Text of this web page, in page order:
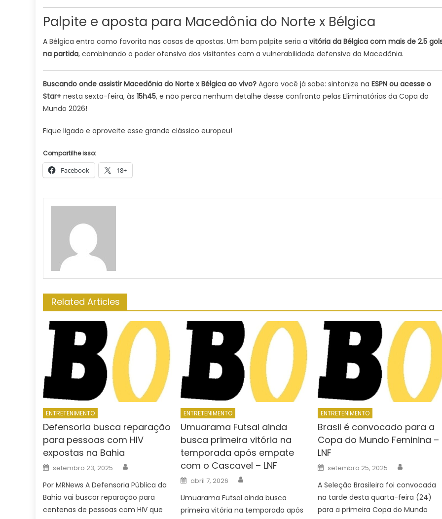
Palpite e aposta para Macedônia do Norte x Bélgica
A Bélgica entra como favorita nas casas de apostas. Um bom palpite seria a vitória da Bélgica com mais de 2.5
na partida, combinando o poder ofensivo dos visitantes com a vulnerabilidade defensiva da Macedônia.
Buscando onde assistir Macedônia do Norte x Bélgica ao vivo? Agora você já sabe: sintonize na ESPN ou acesse o
Star+ nesta sexta-feira, às 15h45, e não perca nenhum detalhe desse confronto pelas Eliminatórias da Copa do
Mundo 2026!
Fique ligado e aproveite esse grande clássico europeu!
Compartilhe isso:
Facebook 18+
Related Articles
ENTRETENIMENTO
Defensoria busca reparação
para pessoas com HIV
expostas na Bahia
Posted
on
setembro 23, 2025
Por MRNews A Defensoria Pública da
Bahia vai buscar reparação para
centenas de pessoas com HIV que
ENTRETENIMENTO
Umuarama Futsal ainda
busca primeira vitória na
temporada após empate
com o Cascavel – LNF
Posted
on
abril 7, 2026
Umuarama Futsal ainda busca
primeira vitória na temporada após
ENTRETENIMENTO
Brasil é convocado para a
Copa do Mundo Feminina –
LNF
Posted
on
setembro 25, 2025
A Seleção Brasileira foi convocada
na tarde desta quarta-feira (24)
para a primeira Copa do Mundo